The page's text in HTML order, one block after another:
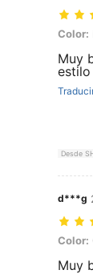
Color:
Color:
Muy
estilo
Desde
d***g
Color:
Color:
Muy